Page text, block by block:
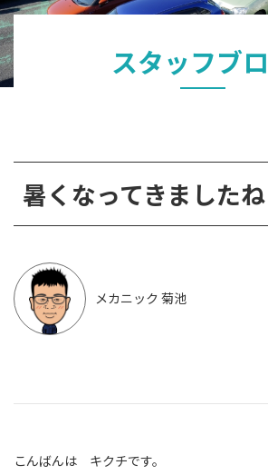
スタッフブ
暑くなってきましたね
メカニック 菊池
こんばんは キクチです。